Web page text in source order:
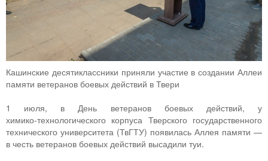
Кашинские десятиклассники приняли участие в создании Аллеи
памяти ветеранов боевых действий в Твери
1 июля, в День ветеранов боевых действий, у
химико‑технологического корпуса Тверского государственного
технического университета (ТвГТУ) появилась Аллея памяти —
в честь ветеранов боевых действий высадили туи.